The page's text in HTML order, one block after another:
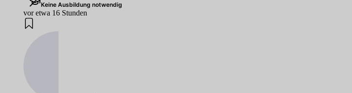
Keine Ausbildung notwendig
vor etwa 16 Stunden